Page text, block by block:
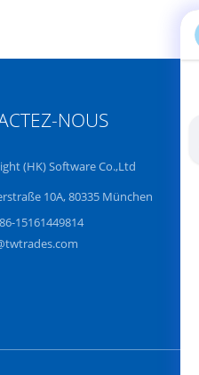
NOUS
(HK) Software Co.,Ltd
10A, 80335 München
15161449814